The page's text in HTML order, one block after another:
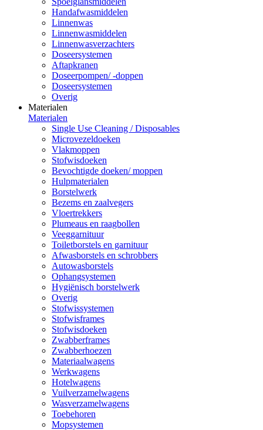
Handafwasmiddelen
Linnenwas
Linnenwasmiddelen
Linnenwasverzachters
Doseersystemen
Aftapkranen
Doseerpompen/ -doppen
Doseersystemen
Overig
Materialen
Materialen
Single Use Cleaning / Disposables
Microvezeldoeken
Vlakmoppen
Stofwisdoeken
Bevochtigde doeken/ moppen
Hulpmaterialen
Borstelwerk
Bezems en zaalvegers
Vloertrekkers
Plumeaus en raagbollen
Veeggarnituur
Toiletborstels en garnituur
Afwasborstels en schrobbers
Autowasborstels
Ophangsystemen
Hygiënisch borstelwerk
Overig
Stofwissystemen
Stofwisframes
Stofwisdoeken
Zwabberframes
Zwabberhoezen
Materiaalwagens
Werkwagens
Hotelwagens
Vuilverzamelwagens
Wasverzamelwagens
Toebehoren
Mopsystemen